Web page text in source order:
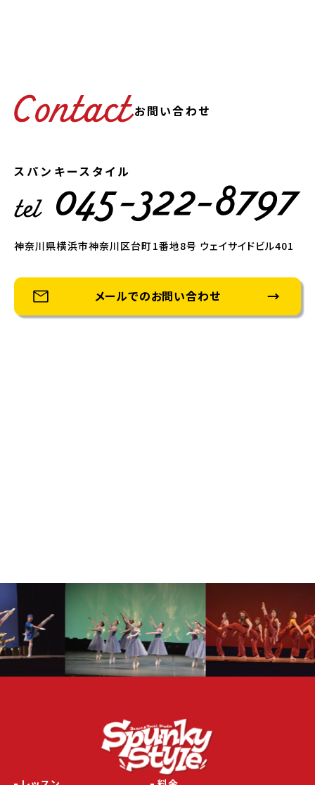
お問い合わせ
スパンキースタイル
神奈川県横浜市神奈川区台町1番地8号 ウェイサイドビル401
メールでのお問い合わせ